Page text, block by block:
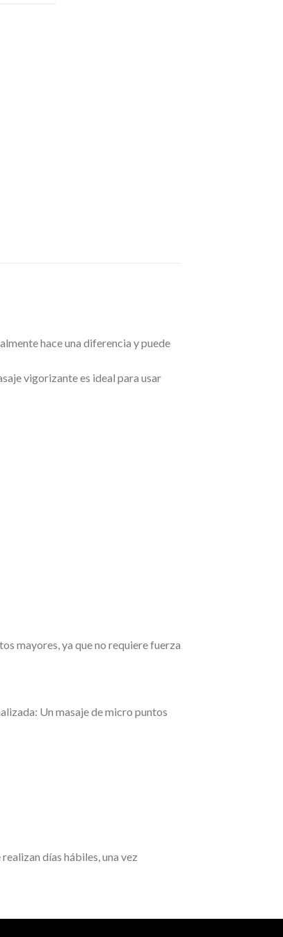
hace una diferencia y puede
vigorizante es ideal para usar
mayores, ya que no requiere fuerza
Un masaje de micro puntos
días hábiles, una vez